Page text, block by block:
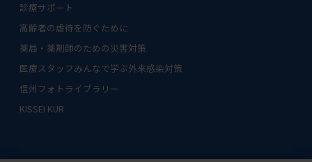
診療サポート
高齢者の虐待を防ぐために
薬局・薬剤師のための災害対策
医療スタッフみんなで学ぶ外来感染対策
信州フォトライブラリー
KISSEI KUR